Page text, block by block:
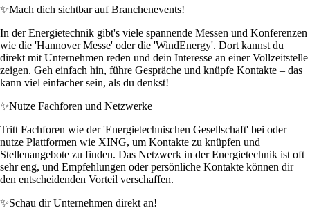
✨Mach dich sichtbar auf Branchenevents!
In der Energietechnik gibt's viele spannende Messen und Konferenzen
wie die 'Hannover Messe' oder die 'WindEnergy'. Dort kannst du
direkt mit Unternehmen reden und dein Interesse an einer Vollzeitstelle
zeigen. Geh einfach hin, führe Gespräche und knüpfe Kontakte – das
kann viel einfacher sein, als du denkst!
✨Nutze Fachforen und Netzwerke
Tritt Fachforen wie der 'Energietechnischen Gesellschaft' bei oder
nutze Plattformen wie XING, um Kontakte zu knüpfen und
Stellenangebote zu finden. Das Netzwerk in der Energietechnik ist oft
sehr eng, und Empfehlungen oder persönliche Kontakte können dir
den entscheidenden Vorteil verschaffen.
✨Schau dir Unternehmen direkt an!